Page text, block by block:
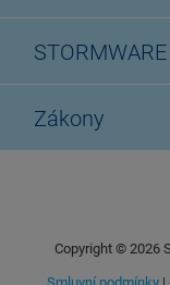
STORMWARE
Zákony
Copyright © 2026